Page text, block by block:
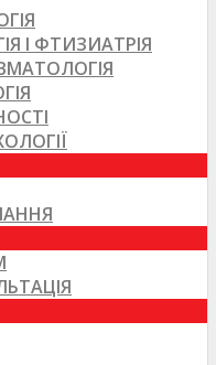
І ФТИЗИАТРІЯ